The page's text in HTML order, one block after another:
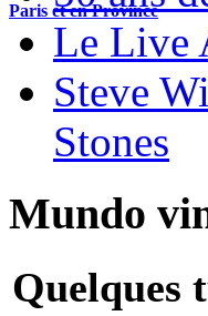
Paris et en Province
Le Live
Steve
Stones
Mundo
Quelques